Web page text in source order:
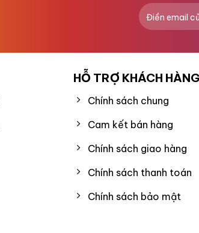
HỖ TRỢ KHÁCH HÀNG
Chính sách chung
Cam kết bán hàng
Chính sách giao hàng
Chính sách thanh toán
Chính sách bảo mật